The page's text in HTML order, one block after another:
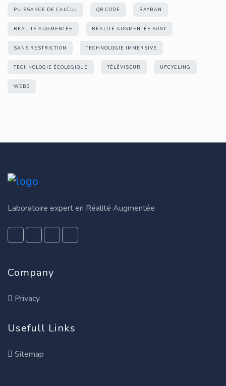
PUISSANCE DE CALCUL QR CODE RAYBAN
RÉALITÉ AUGMENTÉE RÉALITÉ AUGMENTÉE SONY
SANS RESTRICTION TECHNOLOGIE IMMERSIVE
TECHNOLOGIE ÉCOLOGIQUE TÉLÉVISEUR UPCYCLING
WEB3
Laboratoire expert en Réalité Augmentée
Company
Privacy
Usefull Links
Sitemap